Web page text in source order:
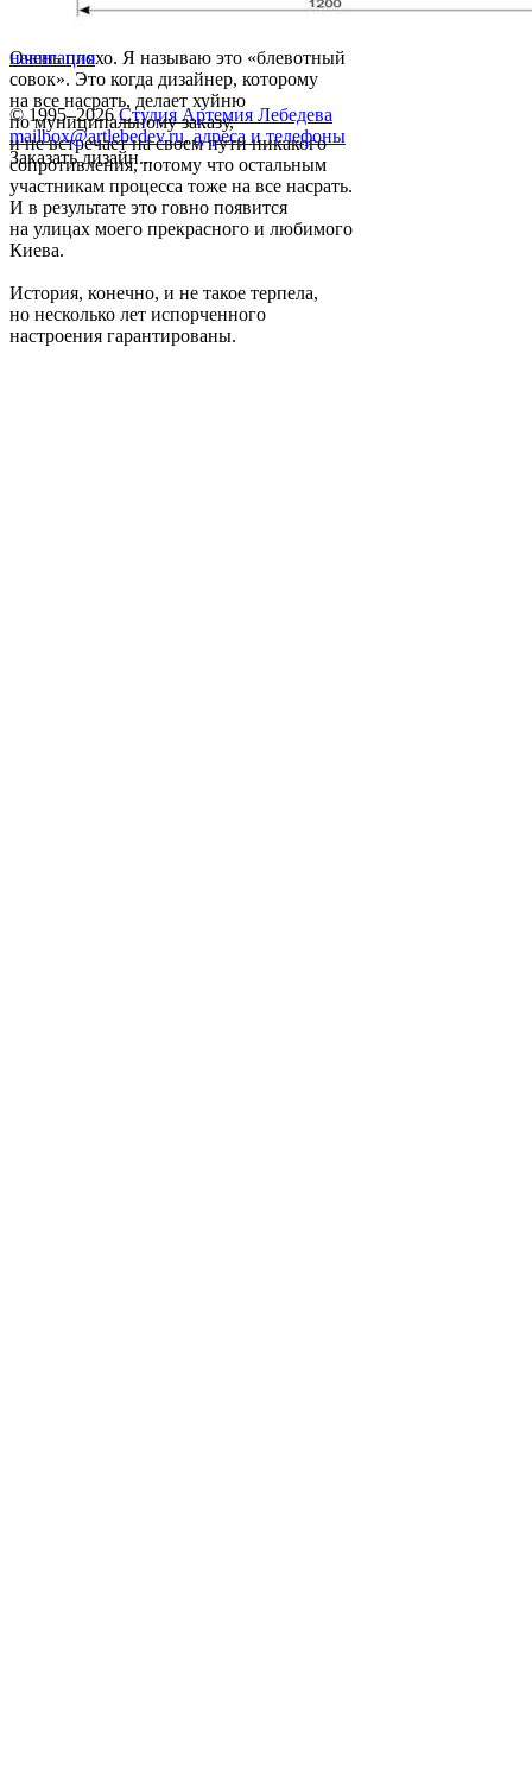
Очень плохо. Я называю это «блевотный
совок». Это когда дизайнер, которому
на все насрать, делает хуйню
по муниципальному заказу,
и не встречает на своем пути никакого
сопротивления, потому что остальным
участникам процесса тоже на все насрать.
И в результате это говно появится
на улицах моего прекрасного и любимого
Киева.
История, конечно, и не такое терпела,
но несколько лет испорченного
настроения гарантированы.
навигация
© 1995–2026 Студия Артемия Лебедева
mailbox@artlebedev.ru, адреса и телефоны
Заказать дизайн...